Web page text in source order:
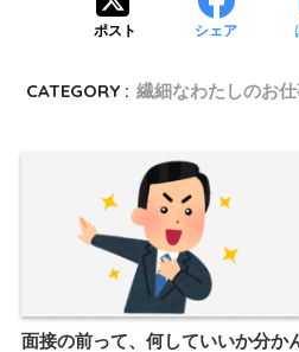
ポスト シェア
CATEGORY : 繊細なわたしのお
面接の前って、何していいか分か